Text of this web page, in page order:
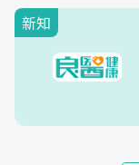
新知